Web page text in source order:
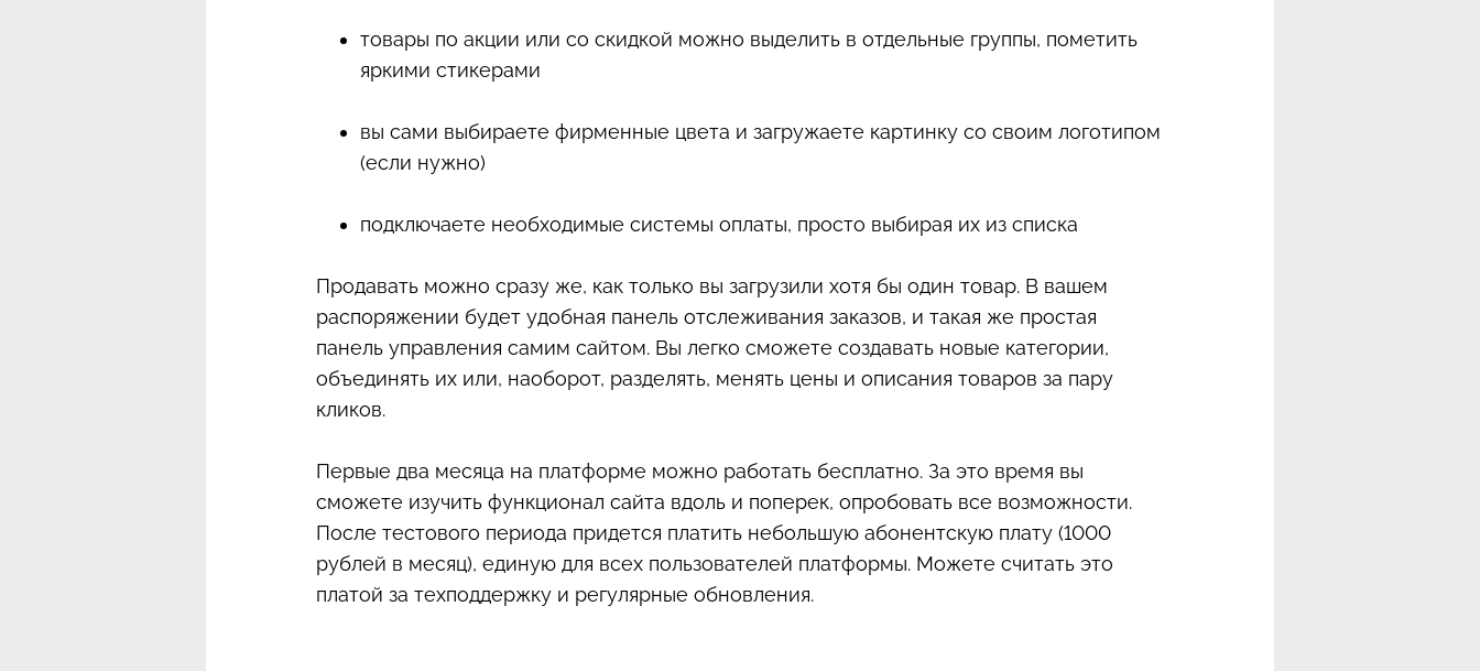
товары по акции или со скидкой можно выделить в отдельные группы, пометить
яркими стикерами
вы сами выбираете фирменные цвета и загружаете картинку со своим логотипом
(если нужно)
подключаете необходимые системы оплаты, просто выбирая их из списка
Продавать можно сразу же, как только вы загрузили хотя бы один товар. В вашем
распоряжении будет удобная панель отслеживания заказов, и такая же простая
панель управления самим сайтом. Вы легко сможете создавать новые категории,
объединять их или, наоборот, разделять, менять цены и описания товаров за пару
кликов.
Первые два месяца на платформе можно работать бесплатно. За это время вы
сможете изучить функционал сайта вдоль и поперек, опробовать все возможности.
После тестового периода придется платить небольшую абонентскую плату (1000
рублей в месяц), единую для всех пользователей платформы. Можете считать это
платой за техподдержку и регулярные обновления.